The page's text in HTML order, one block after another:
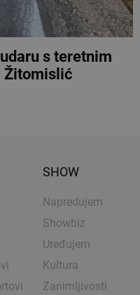
s teretnim
Žitomislić
SHOW
Napredujem
Showbiz
Uređujem
Kultura
Zanimljivosti